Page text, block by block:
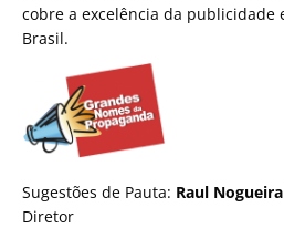
cobre a excelência da publicidade
Brasil.
Sugestões de Pauta: Raul
Diretor